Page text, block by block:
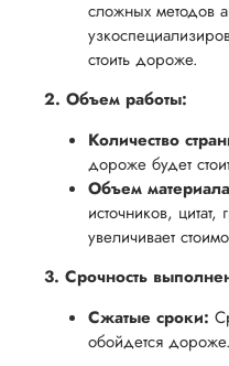
вам
в своей
вам
защиты
научной
осуществлять
процесс
возврата
способом,
для вас,
разумные
сроки
после
утверждения
запроса
учесть
все
аспекты
сложных методов
стоить дороже.
2. Объем работы:
Количество
дороже будет
Объем
источников,
увеличивает
3. Срочность
Сжатые сроки:
обойдется дороже.